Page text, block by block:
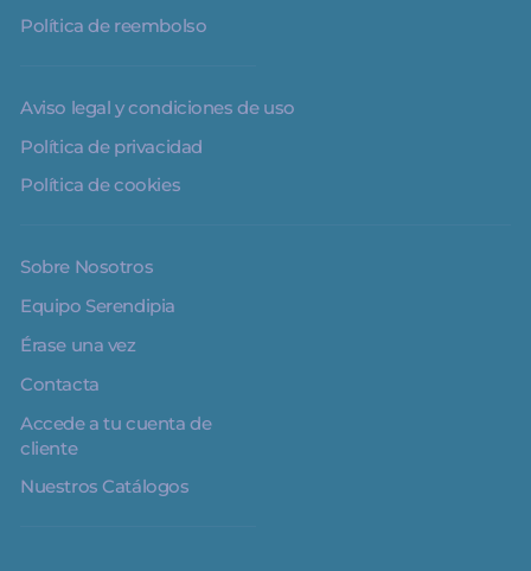
Política de reembolso
Aviso legal y condiciones de uso
Política de privacidad
Política de cookies
Sobre Nosotros
Equipo Serendipia
Érase una vez
Contacta
Accede a tu cuenta de
cliente
Nuestros Catálogos